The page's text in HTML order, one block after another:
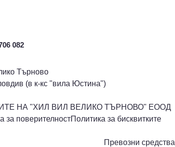
082
Търново
(в к-кс "вила Юстина")
НА "ХИЛ ВИЛ ВЕЛИКО ТЪРНОВО" ЕООД
за поверителностПолитика за бисквитките
Превозни средства